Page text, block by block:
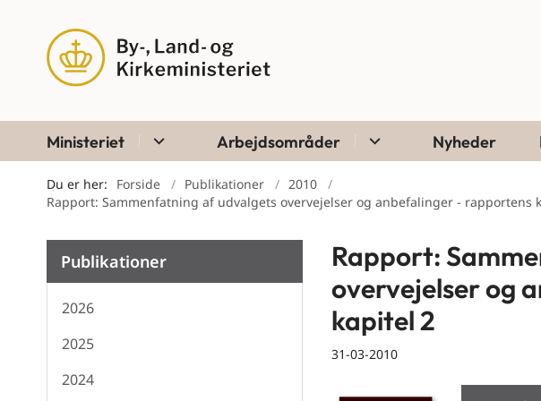
Ministeriet Arbejdsområder Nyheder
Du er her: Forside Publikationer
2010
Rapport: Sammenfatning af udvalgets overvejelser og anbefalinger - rapportens
Publikationer
2026
2025
2024
Rapport:
overvejelser og
kapitel 2
31-03-2010